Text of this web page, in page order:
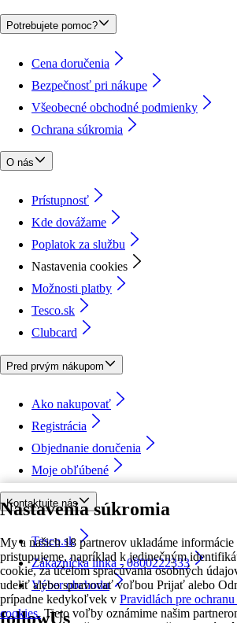
Nastavenia súkromia
My a našich 18 partnerov ukladáme
pristupujeme, napríklad k jedinečným
cookie, za účelom spracúvania osobných
udeliť alebo spravovať voľbou Prijať alebo
prípadne kedykoľvek v Pravidlách pre
cookies. Tieto voľby oznámime našim
Potrebujete pomoc?
Cena doručenia
Bezpečnosť pri nákupe
Všeobecné obchodné podmienky
Ochrana súkromia
O nás
Prístupnosť
Kde dovážame
Poplatok za službu
Nastavenia cookies
Možnosti platby
Tesco.sk
Clubcard
Pred prvým nákupom
Ako nakupovať
Registrácia
Objednanie doručenia
Moje obľúbené
Kontaktujte nás
Tesco.sk
Zákaznícka linka - 0800222333
Výber obchodu
followUs